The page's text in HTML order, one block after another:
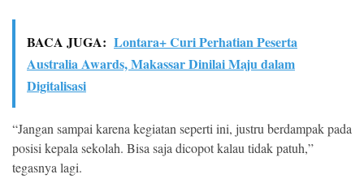
BACA JUGA: Lontara+ Curi Perhatian Peserta
Australia Awards, Makassar Dinilai Maju dalam
Digitalisasi
“Jangan sampai karena kegiatan seperti ini, justru berdampak pada
posisi kepala sekolah. Bisa saja dicopot kalau tidak patuh,”
tegasnya lagi.